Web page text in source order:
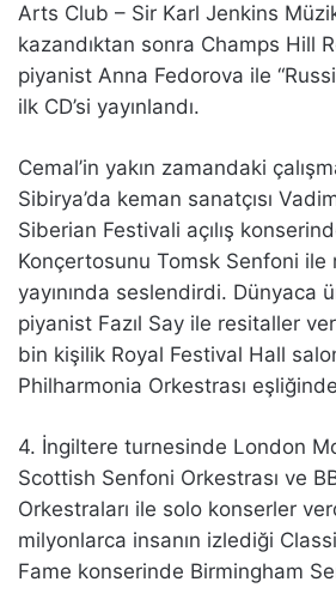
Arts Club – Sir Karl Jenkins
kazandıktan sonra Champs Hill
piyanist Anna Fedorova ile
ilk CD’si yayınlandı.
Cemal’in yakın zamandaki
Sibirya’da keman sanatçısı
Siberian Festivali açılış
Konçertosunu Tomsk Senfoni ile
yayınında seslendirdi. Dünyaca
piyanist Fazıl Say ile resitaller
bin kişilik Royal Festival Hall
Philharmonia Orkestrası
4. İngiltere turnesinde London
Scottish Senfoni Orkestrası ve
Orkestraları ile solo konserler
milyonlarca insanın izlediği
Fame konserinde Birmingham